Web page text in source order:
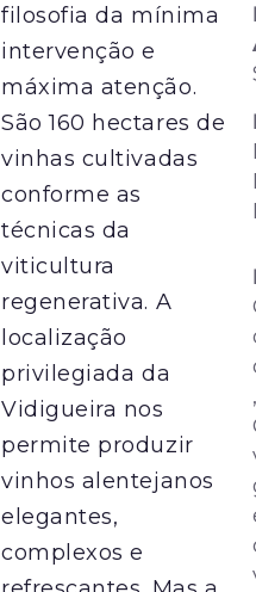
filosofia da mínima
intervenção e
máxima atenção.
São 160 hectares de
vinhas cultivadas
conforme as
técnicas da
viticultura
regenerativa. A
localização
privilegiada da
Vidigueira nos
permite produzir
vinhos alentejanos
elegantes,
complexos e